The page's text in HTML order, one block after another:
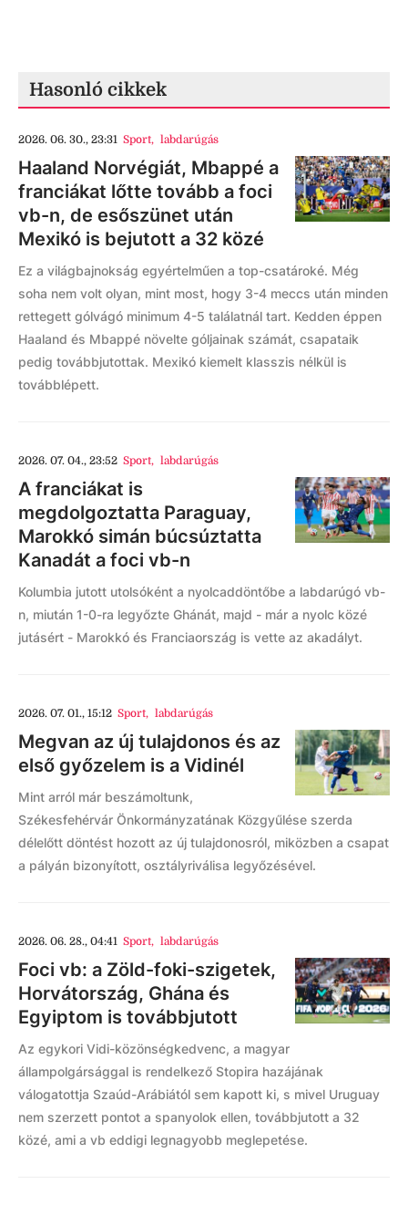
Hasonló cikkek
2026. 06. 30., 23:31 Sport, labdarúgás
Haaland Norvégiát, Mbappé a
franciákat lőtte tovább a foci
vb-n, de esőszünet után
Mexikó is bejutott a 32 közé
Ez a világbajnokság egyértelműen a top-csatároké. Még
soha nem volt olyan, mint most, hogy 3-4 meccs után minden
rettegett gólvágó minimum 4-5 találatnál tart. Kedden éppen
Haaland és Mbappé növelte góljainak számát, csapataik
pedig továbbjutottak. Mexikó kiemelt klasszis nélkül is
továbblépett.
2026. 07. 04., 23:52 Sport, labdarúgás
A franciákat is
megdolgoztatta Paraguay,
Marokkó simán búcsúztatta
Kanadát a foci vb-n
Kolumbia jutott utolsóként a nyolcaddöntőbe a labdarúgó vb-
n, miután 1-0-ra legyőzte Ghánát, majd - már a nyolc közé
jutásért - Marokkó és Franciaország is vette az akadályt.
2026. 07. 01., 15:12 Sport, labdarúgás
Megvan az új tulajdonos és az
első győzelem is a Vidinél
Mint arról már beszámoltunk,
Székesfehérvár Önkormányzatának Közgyűlése szerda
délelőtt döntést hozott az új tulajdonosról, miközben a csapat
a pályán bizonyított, osztályriválisa legyőzésével.
2026. 06. 28., 04:41 Sport, labdarúgás
Foci vb: a Zöld-foki-szigetek,
Horvátország, Ghána és
Egyiptom is továbbjutott
Az egykori Vidi-közönségkedvenc, a magyar
állampolgársággal is rendelkező Stopira hazájának
válogatottja Szaúd-Arábiától sem kapott ki, s mivel Uruguay
nem szerzett pontot a spanyolok ellen, továbbjutott a 32
közé, ami a vb eddigi legnagyobb meglepetése.